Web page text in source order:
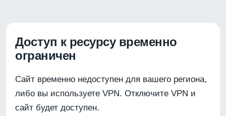
Доступ к ресурсу временно
ограничен
Сайт временно недоступен для вашего региона,
либо вы используете VPN. Отключите VPN и
сайт будет доступен.